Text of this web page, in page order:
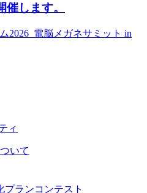
催します。
2026_電脳メガネサミット in
いて
プランコンテスト